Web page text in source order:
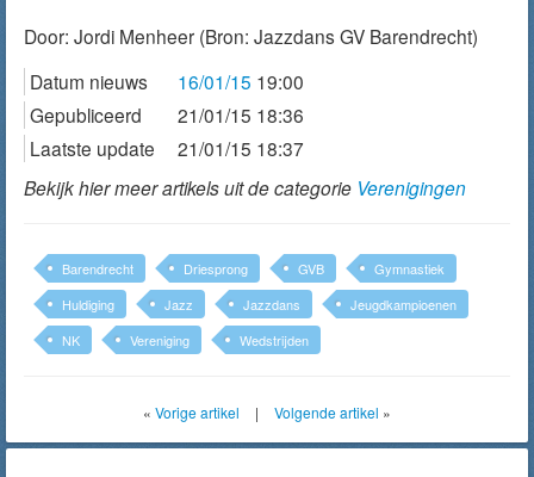
Door: Jordi Menheer (Bron: Jazzdans GV Barendrecht)
Datum nieuws
16/01/15 19:00
Gepubliceerd
21/01/15 18:36
Laatste update
21/01/15 18:37
Bekijk hier meer artikels uit de categorie Verenigingen
Barendrecht Driesprong GVB
Gymnastiek
Huldiging
Jazz Jazzdans
Jeugdkampioenen
NK
Vereniging Wedstrijden
« Vorige artikel | Volgende artikel »